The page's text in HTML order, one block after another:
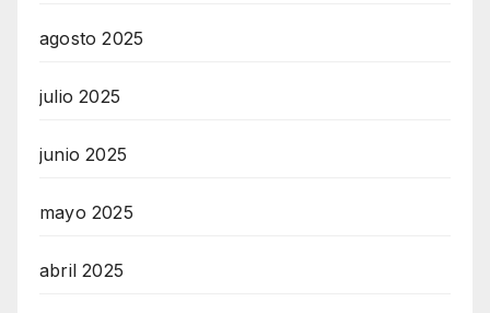
agosto 2025
julio 2025
junio 2025
mayo 2025
abril 2025